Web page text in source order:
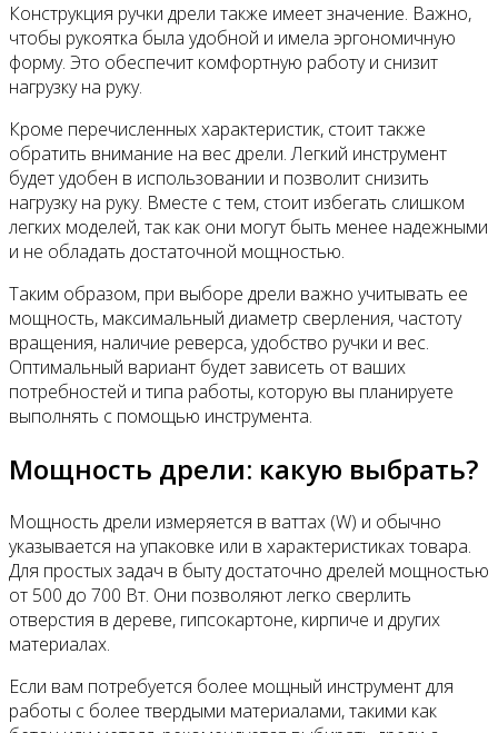
Конструкция ручки дрели также имеет значение. Важно,
чтобы рукоятка была удобной и имела эргономичную
форму. Это обеспечит комфортную работу и снизит
нагрузку на руку.
Кроме перечисленных характеристик, стоит также
обратить внимание на вес дрели. Легкий инструмент
будет удобен в использовании и позволит снизить
нагрузку на руку. Вместе с тем, стоит избегать слишком
легких моделей, так как они могут быть менее надежными
и не обладать достаточной мощностью.
Таким образом, при выборе дрели важно учитывать ее
мощность, максимальный диаметр сверления, частоту
вращения, наличие реверса, удобство ручки и вес.
Оптимальный вариант будет зависеть от ваших
потребностей и типа работы, которую вы планируете
выполнять с помощью инструмента.
Мощность дрели: какую выбрать?
Мощность дрели измеряется в ваттах (W) и обычно
указывается на упаковке или в характеристиках товара.
Для простых задач в быту достаточно дрелей мощностью
от 500 до 700 Вт. Они позволяют легко сверлить
отверстия в дереве, гипсокартоне, кирпиче и других
материалах.
Если вам потребуется более мощный инструмент для
работы с более твердыми материалами, такими как